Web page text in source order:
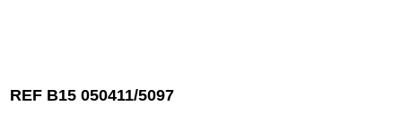
REF B15 050411/5097